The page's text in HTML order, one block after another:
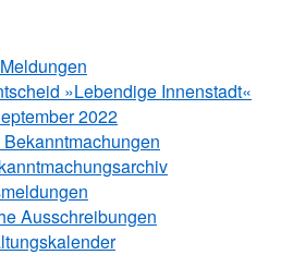
»Lebendige Innenstadt«
2022
Ausschreibungen